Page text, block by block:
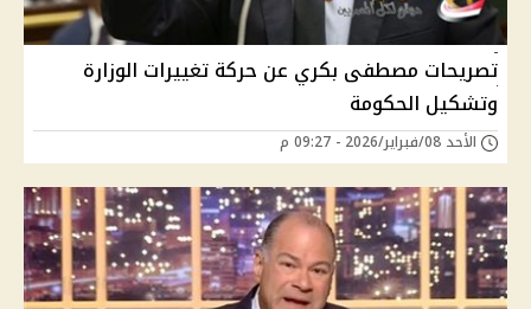
تصريحات مصطفى بكري عن حركة تغييرات الوزارة
وتشكيل الحكومة
الأحد 08/فبراير/2026 - 09:27 م